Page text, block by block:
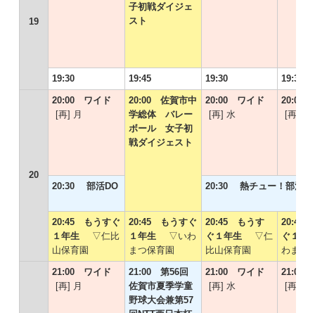
19
子初戦ダイジェ
スト
19:30 19:45 19:30 19:30
20
20:00 ワイド
[再] 月
20:00 佐賀市中
学総体 バレー
ボール 女子初
戦ダイジェスト
20:00 ワイド
[再] 水
20:00
[再] 木
20:30 部活DO 20:30 熱チュー！部活
20:45 もうすぐ
１年生
▽仁比
山保育園
20:45 もうすぐ
１年生
▽いわ
まつ保育園
20:45 もうす
ぐ１年生
▽仁
比山保育園
20:45
ぐ１
わまつ
21:00 ワイド
[再] 月
21:00 第56回
佐賀市夏季学童
野球大会兼第57
21:00 ワイド
[再] 水
21:00
[再] 木